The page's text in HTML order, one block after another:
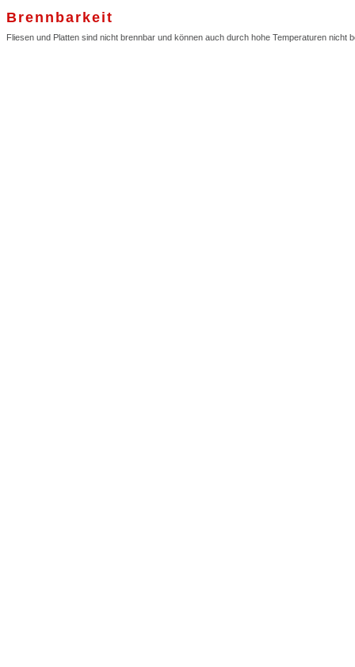
Brennbarkeit
Fliesen und Platten sind nicht brennbar und können auch durch hohe Temperaturen